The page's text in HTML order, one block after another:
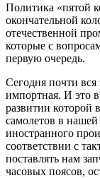
Политика «пятой
окончательной
отечественной
которые с
первую очередь.
Сегодня почти вся
импортная. И это
развитии которой
самолетов в
иностранного
соответствии с
поставлять нам
часовых поясов,